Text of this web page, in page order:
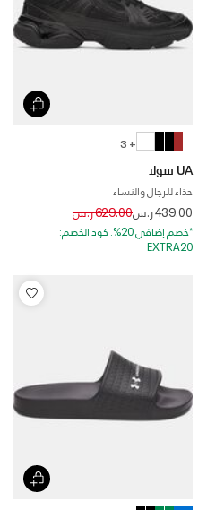
+ 3
UA سولا
حذاء للرجال والنساء
439.00 ر.س Price reduced from
629.00 ر.س to
*خصم إضافي 20%. كود الخصم:
EXTRA20